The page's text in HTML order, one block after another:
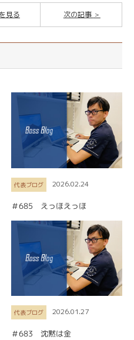
次の記事
見る
代表ブログ 2026.02.24
＃685 えっほえっほ
代表ブログ 2026.01.27
＃683 沈黙は金